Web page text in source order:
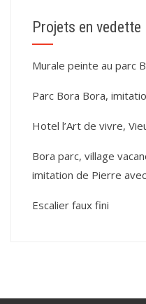
Projets en vedette
Murale peinte au parc
Parc Bora Bora,
Hotel l’Art de vivre,
Bora parc, village
imitation de Pierre
Escalier faux fini